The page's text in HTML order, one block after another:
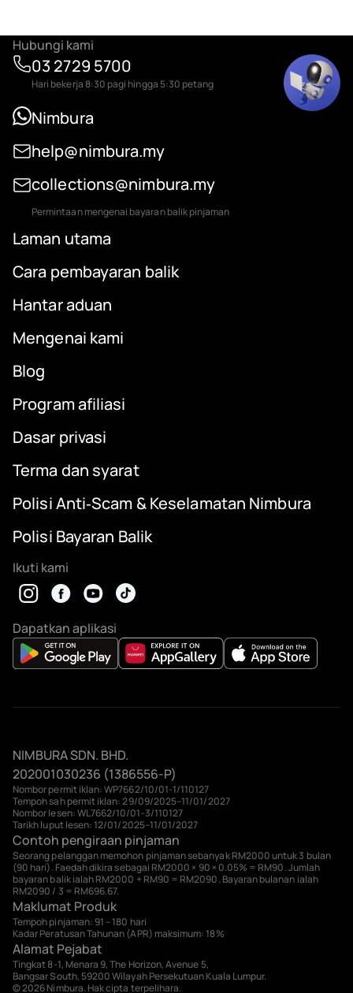
Hubungi kami
03 2729 5700
Hari bekerja 8:30 pagi hingga 5:30 petang
Nimbura
help@nimbura.my
collections@nimbura.my
Permintaan mengenai bayaran balik pinjaman
Laman utama
Cara pembayaran balik
Hantar aduan
Mengenai kami
Blog
Program afiliasi
Dasar privasi
Terma dan syarat
Polisi Anti‑Scam & Keselamatan Nimbura
Polisi Bayaran Balik
Ikuti kami
Dapatkan aplikasi
NIMBURA SDN. BHD.
202001030236 (1386556-P)
Nombor permit iklan: WP7662/10/01-1/110127
Tempoh sah permit iklan: 29/09/2025–11/01/2027
Nombor lesen: WL7662/10/01-3/110127
Tarikh luput lesen: 12/01/2025–11/01/2027
Contoh pengiraan pinjaman
Seorang pelanggan memohon pinjaman sebanyak RM2000 untuk 3 bulan
(90 hari). Faedah dikira sebagai RM2000 × 90 × 0.05% = RM90. Jumlah
bayaran balik ialah RM2000 + RM90 = RM2090. Bayaran bulanan ialah
RM2090 / 3 = RM696.67.
Maklumat Produk
Tempoh pinjaman: 91 – 180 hari
Kadar Peratusan Tahunan (APR) maksimum: 18%
Alamat Pejabat
Tingkat 8-1, Menara 9, The Horizon, Avenue 5,
Bangsar South, 59200 Wilayah Persekutuan Kuala Lumpur.
© 2026 Nimbura. Hak cipta terpelihara.